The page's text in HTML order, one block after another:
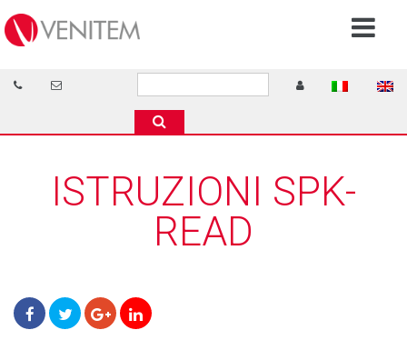
ISTRUZIONI SPK-
READ